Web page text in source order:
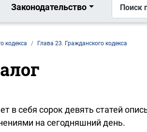
Законодательство Поиск
кодекса Глава 23. Гражданского кодекса
в себя сорок девять статей
на сегодняшний день.